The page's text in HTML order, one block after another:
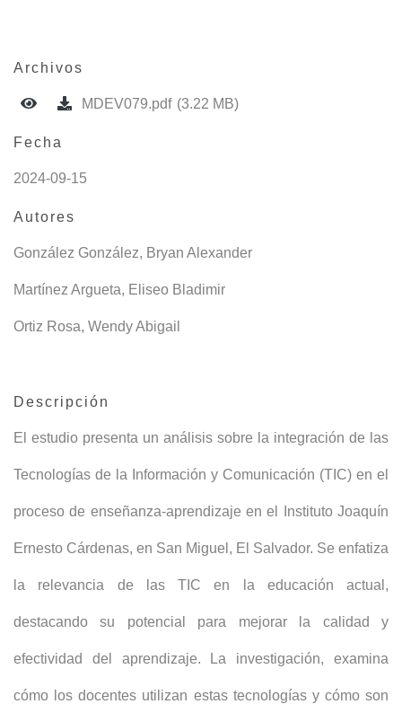
Archivos
MDEV079.pdf (3.22 MB)
Fecha
2024-09-15
Autores
González González, Bryan Alexander
Martínez Argueta, Eliseo Bladimir
Ortiz Rosa, Wendy Abigail
Descripción
El estudio presenta un análisis sobre la integración de las
Tecnologías de la Información y Comunicación (TIC) en el
proceso de enseñanza-aprendizaje en el Instituto Joaquín
Ernesto Cárdenas, en San Miguel, El Salvador. Se enfatiza
la relevancia de las TIC en la educación actual,
destacando su potencial para mejorar la calidad y
efectividad del aprendizaje. La investigación, examina
cómo los docentes utilizan estas tecnologías y cómo son